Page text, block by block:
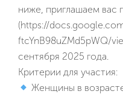
ниже, приглашаем вас
(https://
ftcYnB98uZMd5pWQ/
сентября 2025 года.
Критерии для участия:
Женщины в